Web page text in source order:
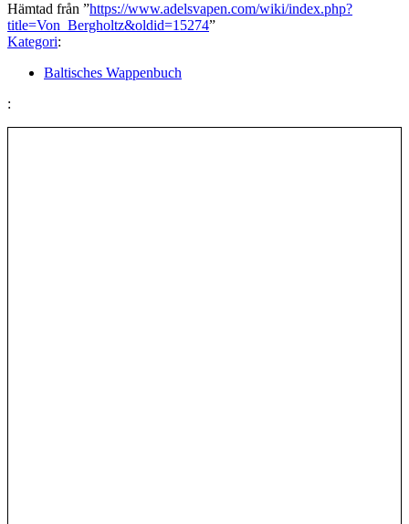
Hämtad från ”https://www.adelsvapen.com/wiki/index.php?
title=Von_Bergholtz&oldid=15274”
Kategori:
Baltisches Wappenbuch
: